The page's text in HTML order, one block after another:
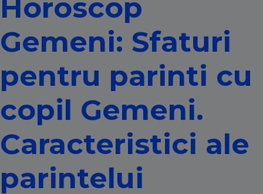
Horoscop
Gemeni: Sfaturi
pentru parinti cu
copil Gemeni.
Caracteristici ale
parintelui